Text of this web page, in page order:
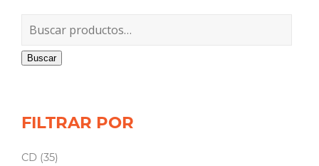
Buscar
FILTRAR POR
CD (35)